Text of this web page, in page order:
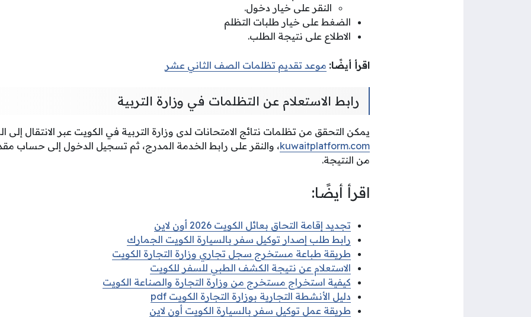
النقر على خيار دخول.
الضغط على خيار طلبات التظلم
الاطلاع على نتيجة الطلب.
اقرأ أيضًا: موعد تقديم تظلمات الصف الثاني عشر
رابط الاستعلام عن التظلمات في وزارة التربية
يمكن التحقق من تظلمات نتائج الامتحانات لدى وزارة التربية في الكويت عبر الانتقال إلى
kuwaitplatform.com، والنقر على رابط الخدمة المدرج، ثم تسجيل الدخول إلى حساب
من النتيجة.
اقرأ أيضًا:
تجديد إقامة التحاق بعائل الكويت 2026 أون لاين
رابط طلب إصدار توكيل سفر بالسيارة الكويت الجمارك
طريقة طباعة مستخرج سجل تجاري وزارة التجارة الكويت
الاستعلام عن نتيجة الكشف الطبي للسفر للكويت
كيفية استخراج مستخرج من وزارة التجارة والصناعة الكويت
دليل الأنشطة التجارية بوزارة التجارة الكويت pdf
طريقة عمل توكيل سفر بالسيارة الكويت أون لاين